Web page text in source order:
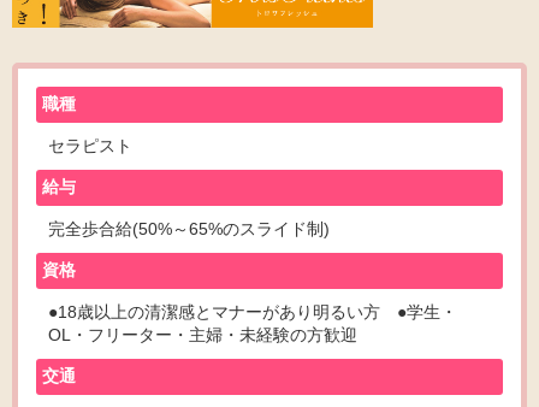
職種
セラピスト
給与
完全歩合給(50%～65%のスライド制)
資格
●18歳以上の清潔感とマナーがあり明るい方 ●学生・
OL・フリーター・主婦・未経験の方歓迎
交通